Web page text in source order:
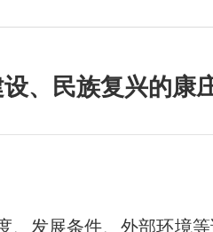
、民族复兴的康
发展条件、外部环境等